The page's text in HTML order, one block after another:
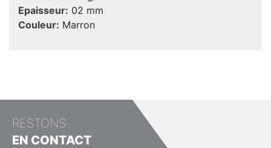
Epaisseur: 02 mm
Couleur: Marron
RESTONS
EN CONTACT